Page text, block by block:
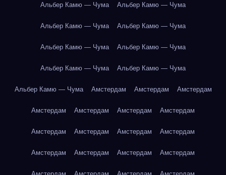
Альбер Камю — Чума Альбер Камю — Чума
Альбер Камю — Чума Альбер Камю — Чума
Альбер Камю — Чума Альбер Камю — Чума
Альбер Камю — Чума Альбер Камю — Чума
Альбер Камю — Чума Амстердам Амстердам Амстердам
Амстердам Амстердам Амстердам Амстердам
Амстердам Амстердам Амстердам Амстердам
Амстердам Амстердам Амстердам Амстердам